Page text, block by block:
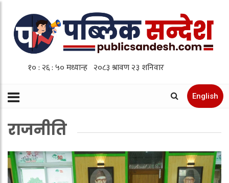
English
राजनीति